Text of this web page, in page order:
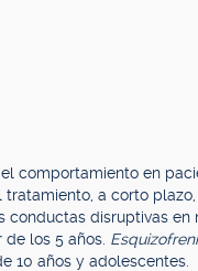
comportamiento en
a corto
conductas disruptivas
los 5 años.
10 años y adolescentes.